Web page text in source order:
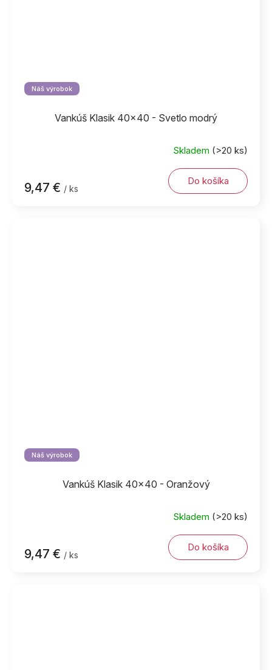
Náš výrobok
Vankúš Klasik 40x40 - Svetlo modrý
Skladem (>20 ks)
9,47 € / ks
Do košíka
Náš výrobok
Vankúš Klasik 40x40 - Oranžový
Skladem (>20 ks)
9,47 € / ks
Do košíka